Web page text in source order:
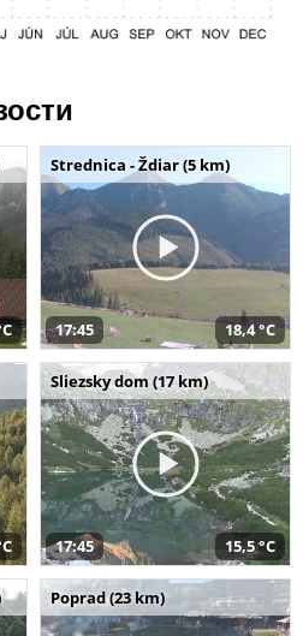
Strednica - Ždiar (5 km)
17:45 18,4 °C
Sliezsky dom (17 km)
17:45 15,5 °C
Poprad (23 km)